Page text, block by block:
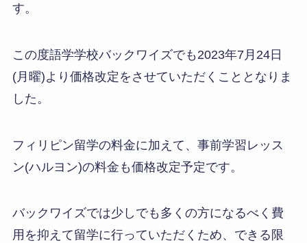
す。
この度語学学校バックワイズでも2023年7月24日
(月曜)より価格改定をさせていただくこととなりま
した。
フィリピン留学の料金に加えて、事前学習レッス
ン(ハルヨン)の料金も価格改定予定です。
バックワイズでは少しでも多くの方になるべく費
用を抑えて留学に行っていただくため、できる限